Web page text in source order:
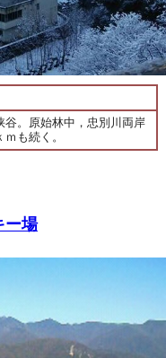
谷。原始林中，忠別川両岸
も続く。
ー場